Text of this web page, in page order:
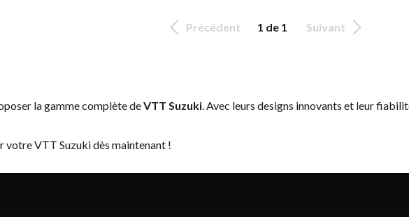
Précédent 1 de 1 Suivant
la gamme complète deVTT Suzuki. Avec leurs designs innovants et leur
votre VTT Suzuki dès maintenant !